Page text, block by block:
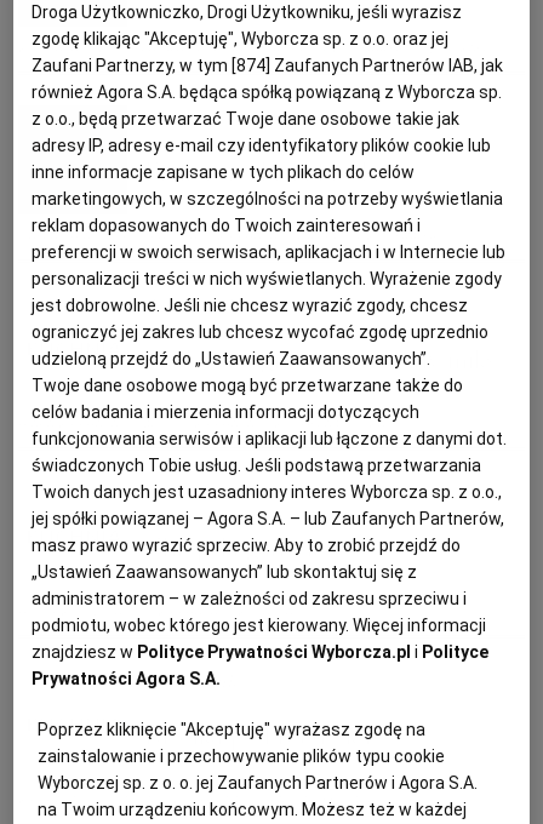
MIĘSA
RYBY
PRZEKĄSKI
DOMOWE PRZETWORY
SOST, DIPY I INNE DODATKI
KUCHNIA FRANCUSKA
KUCHNIA AMERYKAŃSKA
KUCHNIA POLSKA
KUCHNIA MEKSYKAŃSKA
KUCHNIA INDYJSKA
KUCHNIA HISZPAŃSKA
KUCHNIA NIEMIECKA
SZEF KUCHNI
BYDGOSZCZ
CZĘSTOCHOWA
ELBLĄG
GLIWICE
GORZÓW WIELKOPOLSKI
KALISZ
KATOWICE
KIELCE
KOSZALIN
LUBLIN
DUŻY FORMAT
WOLNA SOBOTA
ALE HISTORIA
WYBORCZA TV I VOD
TYLKO ZDROWIE
KSIĄŻKI. MAGAZYN DO CZYTANIA
NASZA EUROPA
SŁÓWKA. MAGAZYN O JĘZYKU
WYBORCZA CLASSIC
WYBORCZA.BIZ
WYSOKIE OBCASY
BIQDATA
JUTRONAUCI
ARCHIWUM
INNE SERWISY
GAZETA.PL
TOK FM
PUBLIO.PL
KIEŁBASA KUCHNIA TRADYCYJNA PRZEPISY KULINARNE WIELKANOC
Magazyn Kuchnia
Kiełbasa z białą fasolą
DANIA OBIADOWE FASOLA KIEŁBASA PRZEPISY KULINARNE
Anna Gaik
Kiełbasa z grilla - klasyczny miks
KUCHNIA POLSKA
Anna Gaik
Chłopski garnek
Anna Gaik
Fasolka po bretońsku
KIEŁBASA KUCHNIA POLSKA POMIDORY
Droga Użytkowniczko, Drogi Użytkowniku, jeśli wyrazisz
zgodę klikając "Akceptuję", Wyborcza sp. z o.o. oraz jej
Zaufani Partnerzy, w tym [874] Zaufanych Partnerów IAB, jak
również Agora S.A. będąca spółką powiązaną z Wyborcza sp.
z o.o., będą przetwarzać Twoje dane osobowe takie jak
adresy IP, adresy e-mail czy identyfikatory plików cookie lub
inne informacje zapisane w tych plikach do celów
marketingowych, w szczególności na potrzeby wyświetlania
reklam dopasowanych do Twoich zainteresowań i
preferencji w swoich serwisach, aplikacjach i w Internecie lub
personalizacji treści w nich wyświetlanych. Wyrażenie zgody
jest dobrowolne. Jeśli nie chcesz wyrazić zgody, chcesz
ograniczyć jej zakres lub chcesz wycofać zgodę uprzednio
udzieloną przejdź do „Ustawień Zaawansowanych”.
Twoje dane osobowe mogą być przetwarzane także do
celów badania i mierzenia informacji dotyczących
funkcjonowania serwisów i aplikacji lub łączone z danymi dot.
świadczonych Tobie usług. Jeśli podstawą przetwarzania
Twoich danych jest uzasadniony interes Wyborcza sp. z o.o.,
jej spółki powiązanej – Agora S.A. – lub Zaufanych Partnerów,
masz prawo wyrazić sprzeciw. Aby to zrobić przejdź do
„Ustawień Zaawansowanych” lub skontaktuj się z
administratorem – w zależności od zakresu sprzeciwu i
podmiotu, wobec którego jest kierowany. Więcej informacji
znajdziesz w Polityce Prywatności Wyborcza.pl i Polityce
Prywatności Agora S.A.
Poprzez kliknięcie "Akceptuję" wyrażasz zgodę na
zainstalowanie i przechowywanie plików typu cookie
Wyborczej sp. z o. o. jej Zaufanych Partnerów i Agora S.A.
na Twoim urządzeniu końcowym. Możesz też w każdej